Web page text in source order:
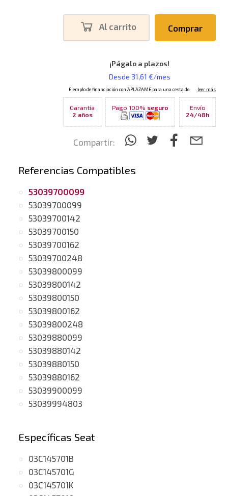
Al carrito Comprar
Garantía
2 años
Pago 100% seguro
Envío
24/48h
Compartir:
Referencias Compatibles
53039700099
53039700099
53039700142
53039700150
53039700162
53039700248
53039800099
53039800142
53039800150
53039800162
53039800248
53039880099
53039880142
53039880150
53039880162
53039900099
53039994803
Específicas Seat
03C145701B
03C145701G
03C145701K